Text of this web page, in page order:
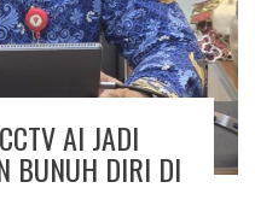
AI JADI
BUNUH DIRI DI